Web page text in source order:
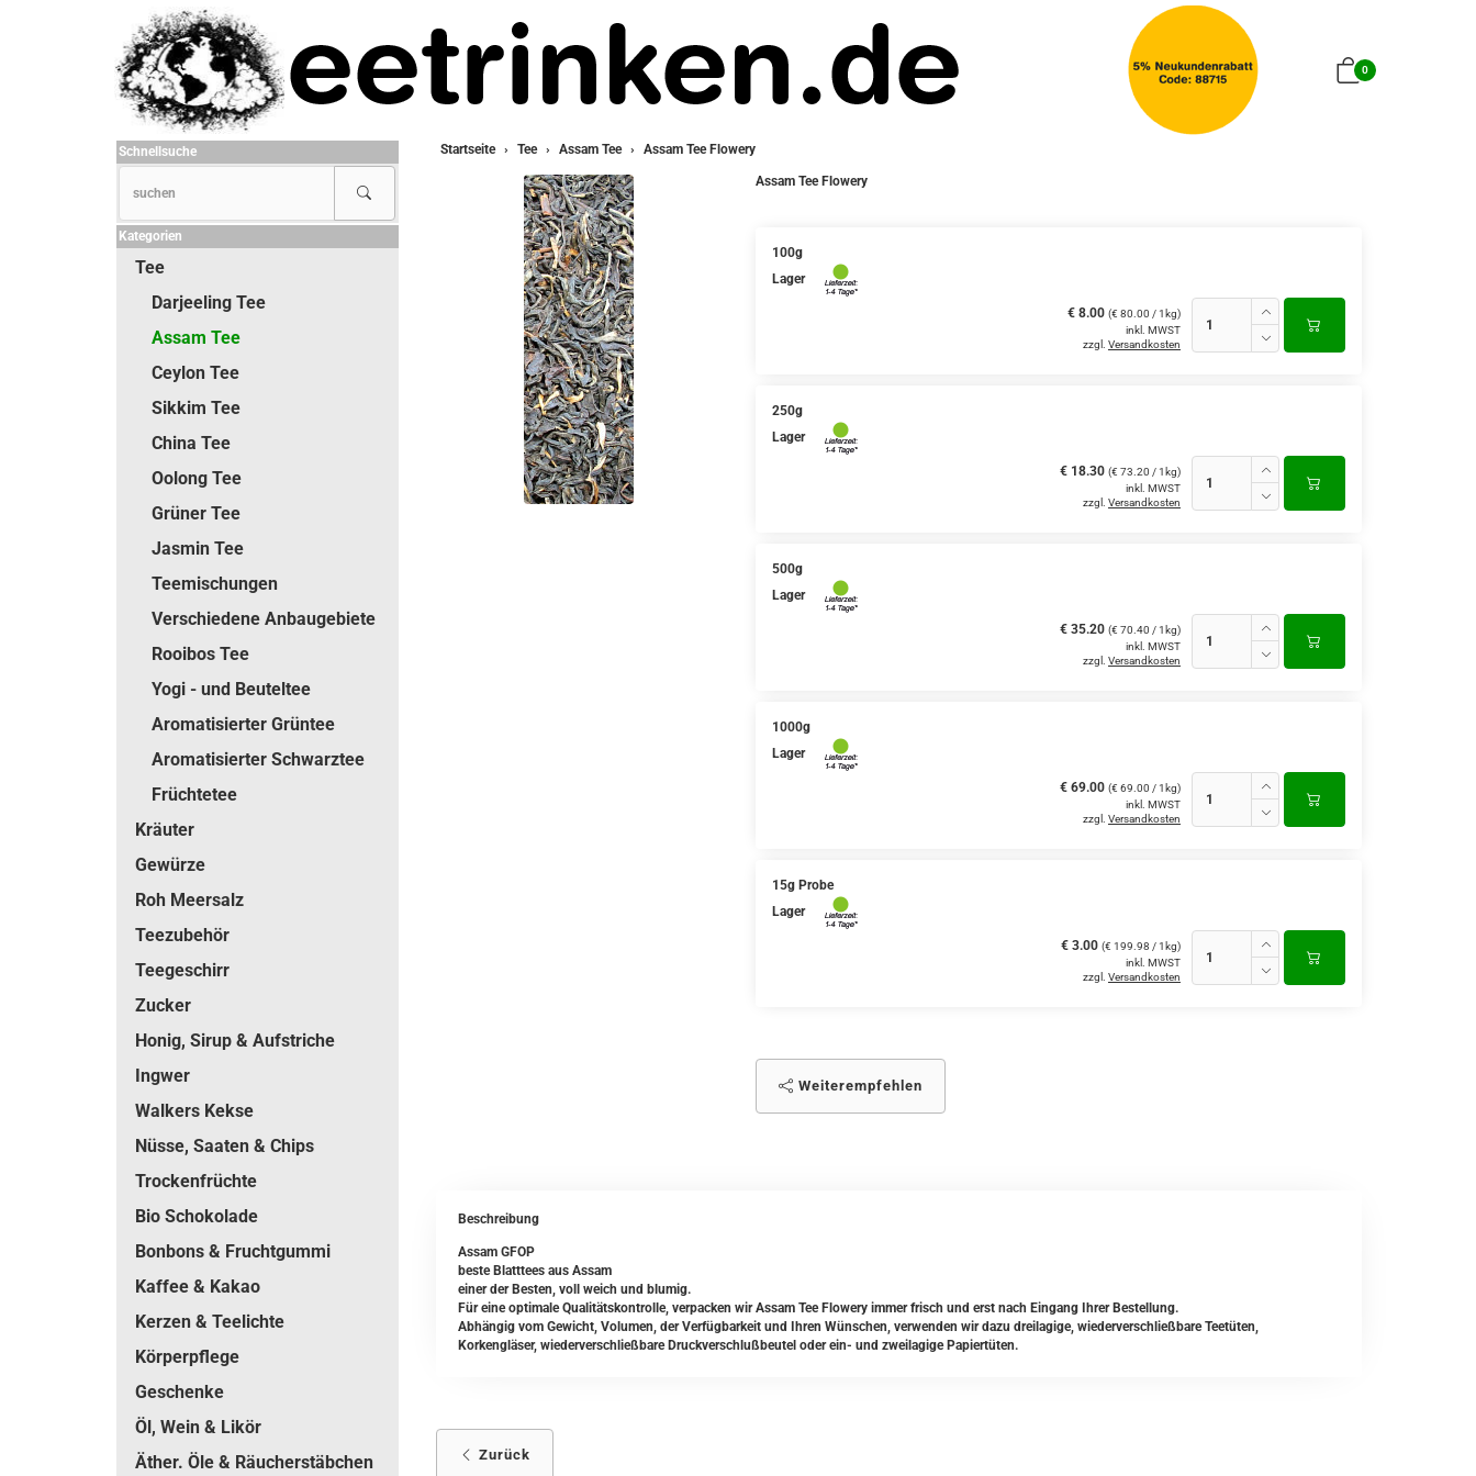
0
Startseite Tee Assam Tee Assam Tee Flowery
Assam Tee Flowery
100g
Lager
€ 8.00 (€ 80.00 / 1kg)
inkl. MWST
zzgl. Versandkosten
250g
Lager
€ 18.30 (€ 73.20 / 1kg)
inkl. MWST
zzgl. Versandkosten
500g
Lager
€ 35.20 (€ 70.40 / 1kg)
inkl. MWST
zzgl. Versandkosten
1000g
Lager
€ 69.00 (€ 69.00 / 1kg)
inkl. MWST
zzgl. Versandkosten
15g Probe
Lager
€ 3.00 (€ 199.98 / 1kg)
inkl. MWST
zzgl. Versandkosten
Weiterempfehlen
Beschreibung
Assam GFOP
beste Blatttees aus Assam
einer der Besten, voll weich und blumig.
Für eine optimale Qualitätskontrolle, verpacken wir Assam Tee Flowery immer frisch und erst nach Eingang Ihrer Bestellung.
Abhängig vom Gewicht, Volumen, der Verfügbarkeit und Ihren Wünschen, verwenden wir dazu dreilagige, wiederverschließbare Teetüten,
Korkengläser, wiederverschließbare Druckverschlußbeutel oder ein- und zweilagige Papiertüten.
Zurück
Schnellsuche
Kategorien
Tee
Darjeeling Tee
Assam Tee
Ceylon Tee
Sikkim Tee
China Tee
Oolong Tee
Grüner Tee
Jasmin Tee
Teemischungen
Verschiedene Anbaugebiete
Rooibos Tee
Yogi - und Beuteltee
Aromatisierter Grüntee
Aromatisierter Schwarztee
Früchtetee
Kräuter
Gewürze
Roh Meersalz
Teezubehör
Teegeschirr
Zucker
Honig, Sirup & Aufstriche
Ingwer
Walkers Kekse
Nüsse, Saaten & Chips
Trockenfrüchte
Bio Schokolade
Bonbons & Fruchtgummi
Kaffee & Kakao
Kerzen & Teelichte
Körperpflege
Geschenke
Öl, Wein & Likör
Äther. Öle & Räucherstäbchen